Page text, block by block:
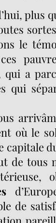
plus
le
qui a
qui
où le
capitale
de tous
de